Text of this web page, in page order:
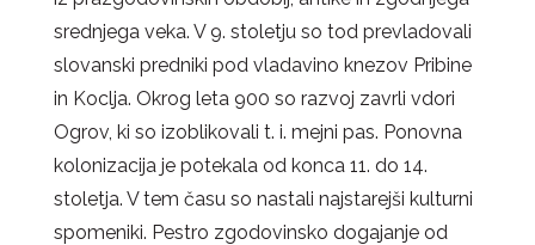
srednjega veka. V 9. stoletju so tod prevladovali
slovanski predniki pod vladavino knezov Pribine
in Koclja. Okrog leta 900 so razvoj zavrli vdori
Ogrov, ki so izoblikovali t. i. mejni pas. Ponovna
kolonizacija je potekala od konca 11. do 14.
stoletja. V tem času so nastali najstarejši kulturni
spomeniki. Pestro zgodovinsko dogajanje od